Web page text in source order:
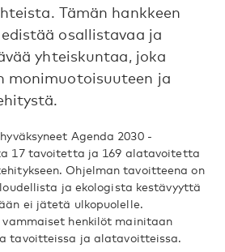
Tämän hankkeen
osallistavaa ja
yhteiskuntaa, joka
monimuotoisuuteen ja
Agenda 2030 -
17 tavoitetta ja 169 alatavoitetta
Ohjelman tavoitteena on
ja ekologista kestävyyttä
ei jätetä ulkopuolelle.
henkilöt mainitaan
tavoitteissa ja alatavoitteissa.